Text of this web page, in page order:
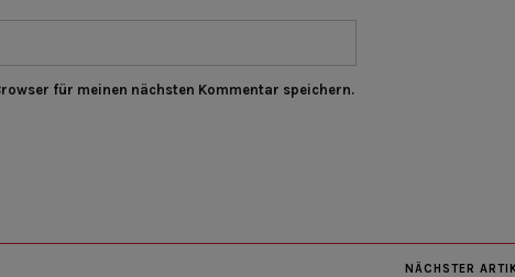
für meinen nächsten Kommentar speichern.
NÄCHSTER